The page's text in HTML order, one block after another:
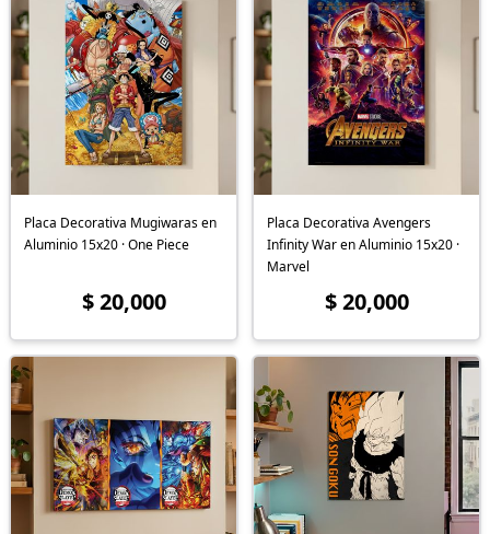
Placa Decorativa Mugiwaras en
Aluminio 15x20 · One Piece
$ 20,000
Placa Decorativa Avengers
Infinity War en Aluminio 15x20 ·
Marvel
$ 20,000